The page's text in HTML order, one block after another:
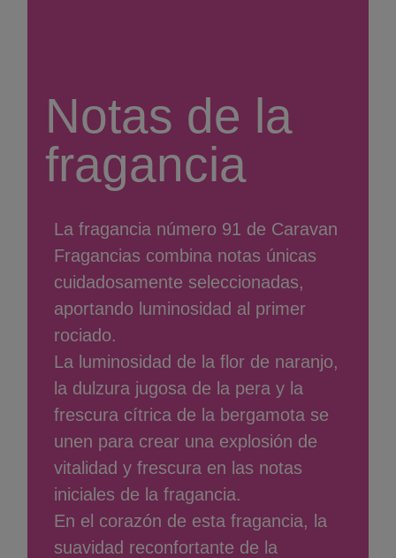
Notas de la
fragancia
La fragancia número 91 de Caravan
Fragancias combina notas únicas
cuidadosamente seleccionadas,
aportando luminosidad al primer
rociado.
La luminosidad de la flor de naranjo,
la dulzura jugosa de la pera y la
frescura cítrica de la bergamota se
unen para crear una explosión de
vitalidad y frescura en las notas
iniciales de la fragancia.
En el corazón de esta fragancia, la
suavidad reconfortante de la